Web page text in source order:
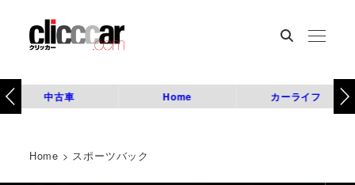
中古車 Home カーライフ
Home > スポーツバック